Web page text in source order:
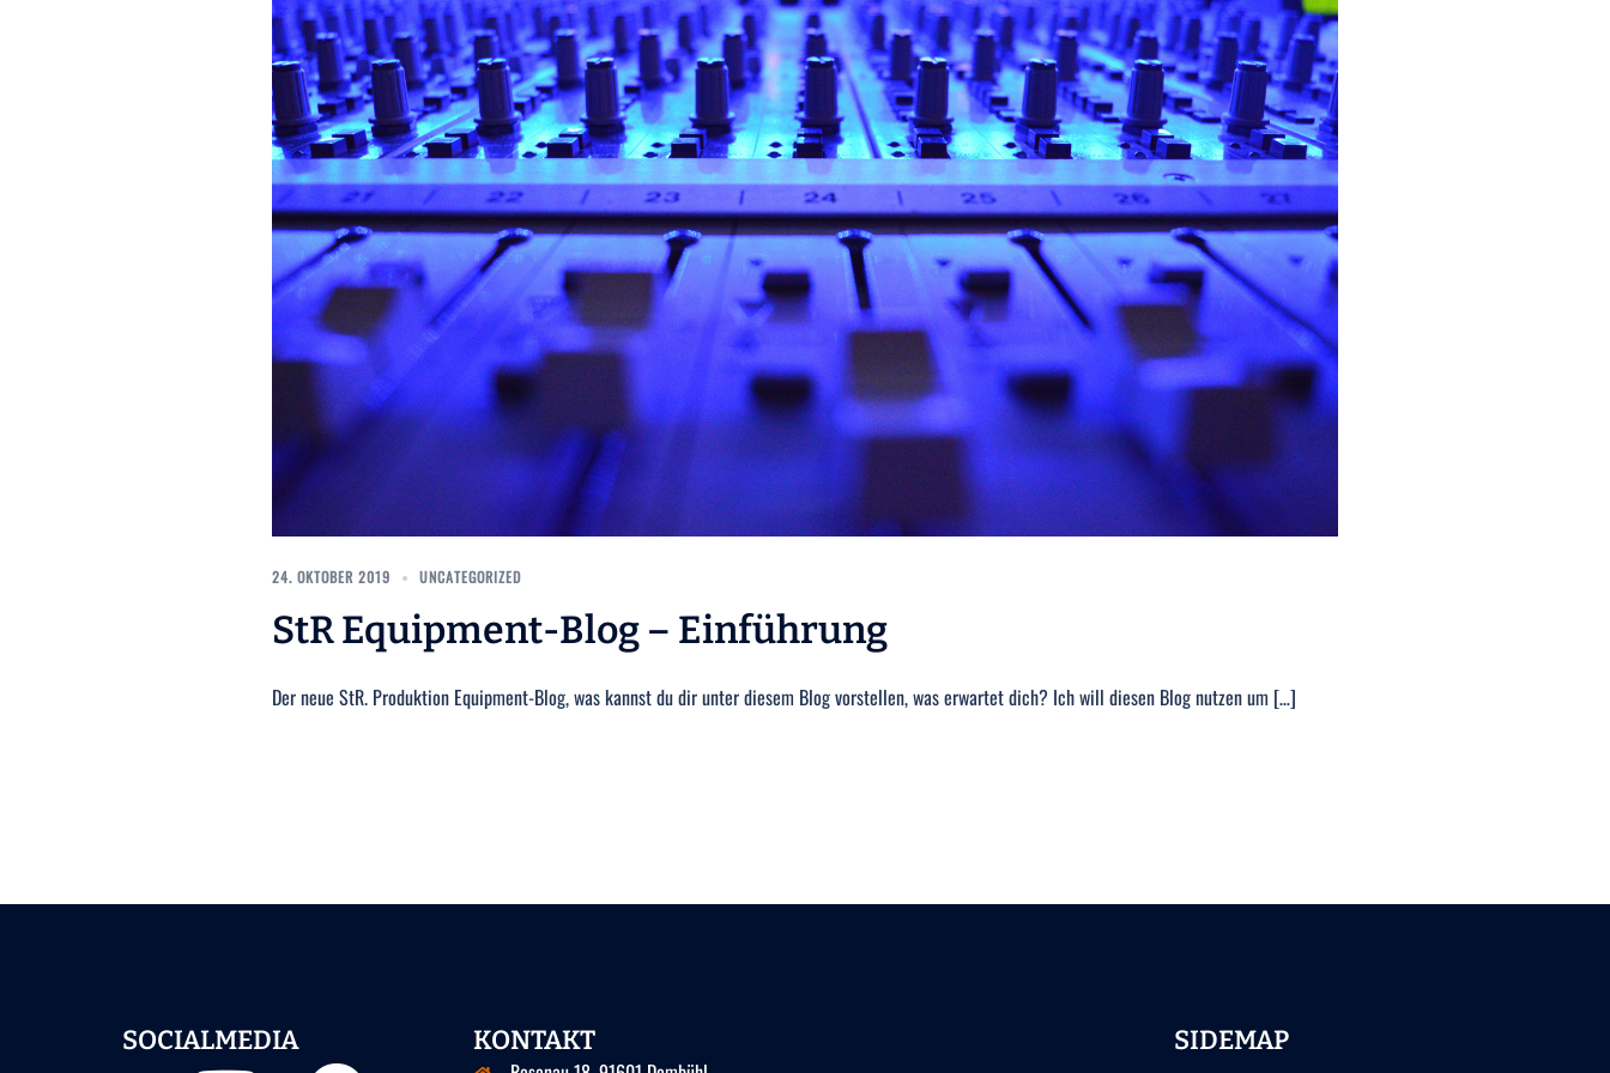
24. OKTOBER 2019 UNCATEGORIZED
StR Equipment-Blog – Einführung
Der neue StR. Produktion Equipment-Blog, was kannst du dir unter diesem Blog vorstellen, was erwartet dich? Ich will diesen Blog nutzen um […]
SOCIALMEDIA KONTAKT SIDEMAP